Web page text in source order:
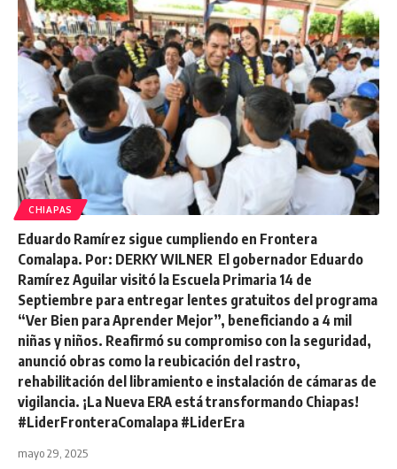
CHIAPAS
Eduardo Ramírez sigue cumpliendo en Frontera
Comalapa. Por: DERKY WILNER El gobernador Eduardo
Ramírez Aguilar visitó la Escuela Primaria 14 de
Septiembre para entregar lentes gratuitos del programa
“Ver Bien para Aprender Mejor”, beneficiando a 4 mil
niñas y niños. Reafirmó su compromiso con la seguridad,
anunció obras como la reubicación del rastro,
rehabilitación del libramiento e instalación de cámaras de
vigilancia. ¡La Nueva ERA está transformando Chiapas!
#LiderFronteraComalapa #LiderEra
mayo 29, 2025